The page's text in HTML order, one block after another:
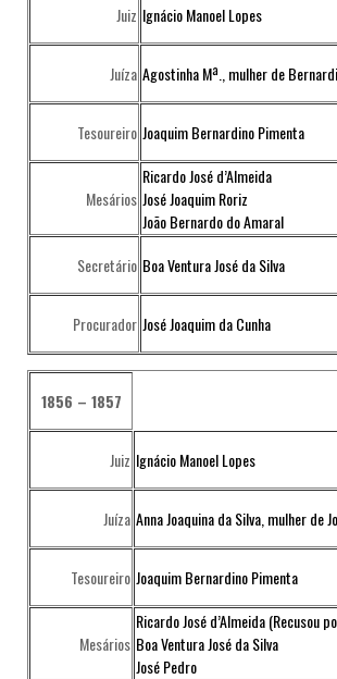
Juiz Ignácio Manoel Lopes
Juíza Agostinha Mª., mulher de
Tesoureiro Joaquim Bernardino Pimenta
Mesários
Ricardo José d’Almeida
José Joaquim Roriz
João Bernardo do Amaral
Secretário Boa Ventura José da Silva
Procurador José Joaquim da Cunha
1856 – 1857
Juiz Ignácio Manoel Lopes
Juíza Anna Joaquina da Silva, mulher de
Tesoureiro Joaquim Bernardino Pimenta
Mesários
Ricardo José d’Almeida (Recusou
Boa Ventura José da Silva
José Pedro